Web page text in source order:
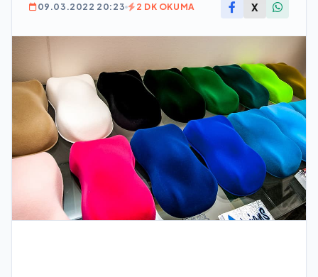
09.03.2022 20:23 2 DK OKUMA X